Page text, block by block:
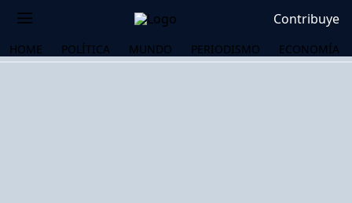
Contribuye
HOME POLÍTICA MUNDO PERIODISMO ECONOMÍA